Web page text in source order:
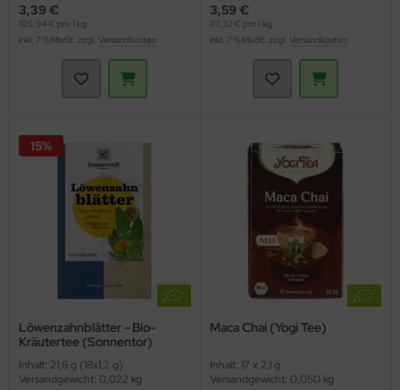
3,39 €
105,94 € pro 1 kg
inkl. 7 % MwSt. zzgl. Versandkosten
3,59 €
117,32 € pro 1 kg
inkl. 7 % MwSt. zzgl. Versandkosten
Löwenzahnblätter - Bio-
Kräutertee (Sonnentor)
Inhalt: 21,6 g (18x1,2 g)
Versandgewicht: 0,022 kg
15%
Maca Chai (Yogi Tee)
Inhalt: 17 x 2,1 g
Versandgewicht: 0,050 kg